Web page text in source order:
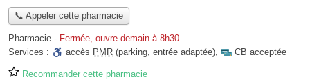
📞 Appeler cette pharmacie
Pharmacie - Fermée, ouvre demain à 8h30
Services :
accès PMR (parking, entrée adaptée), CB acceptée
Recommander cette pharmacie